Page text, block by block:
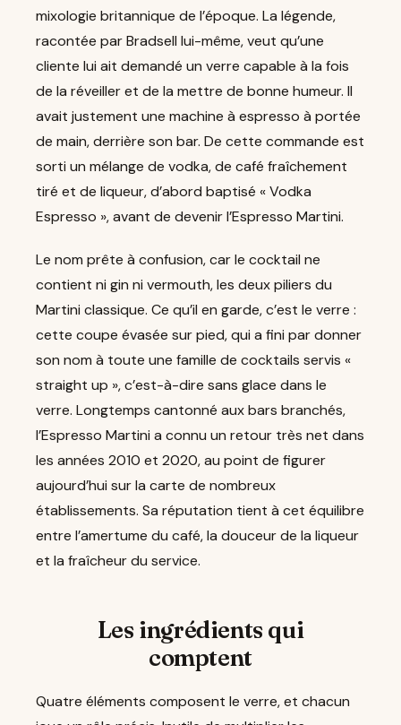
mixologie britannique de l’époque. La légende,
racontée par Bradsell lui-même, veut qu’une
cliente lui ait demandé un verre capable à la fois
de la réveiller et de la mettre de bonne humeur. Il
avait justement une machine à espresso à portée
de main, derrière son bar. De cette commande est
sorti un mélange de vodka, de café fraîchement
tiré et de liqueur, d’abord baptisé « Vodka
Espresso », avant de devenir l’Espresso Martini.
Le nom prête à confusion, car le cocktail ne
contient ni gin ni vermouth, les deux piliers du
Martini classique. Ce qu’il en garde, c’est le verre :
cette coupe évasée sur pied, qui a fini par donner
son nom à toute une famille de cocktails servis «
straight up », c’est-à-dire sans glace dans le
verre. Longtemps cantonné aux bars branchés,
l’Espresso Martini a connu un retour très net dans
les années 2010 et 2020, au point de figurer
aujourd’hui sur la carte de nombreux
établissements. Sa réputation tient à cet équilibre
entre l’amertume du café, la douceur de la liqueur
et la fraîcheur du service.
Les ingrédients qui
comptent
Quatre éléments composent le verre, et chacun